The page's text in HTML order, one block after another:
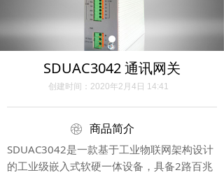
SDUAC3042 通讯网关
商品简介
创建时间： 2020年2月4日 14:41
SDUAC3042是一款基于工业物联网架构设计
的工业级嵌入式软硬一体设备，具备2路百兆
ꁵ